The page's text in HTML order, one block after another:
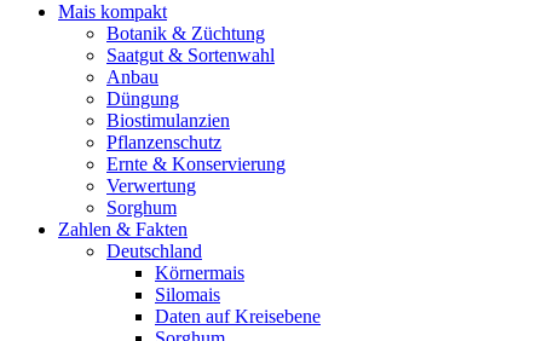
Mais kompakt
Botanik & Züchtung
Saatgut & Sortenwahl
Anbau
Düngung
Biostimulanzien
Pflanzenschutz
Ernte & Konservierung
Verwertung
Sorghum
Zahlen & Fakten
Deutschland
Körnermais
Silomais
Daten auf Kreisebene